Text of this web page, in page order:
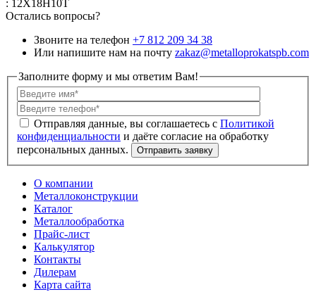
: 12Х18Н10Т
Остались вопросы?
Звоните на телефон +7 812 209 34 38
Или напишите нам на почту zakaz@metalloprokatspb.com
Заполните форму и мы ответим Вам!
Политикой
конфиденциальности
О компании
Металлоконструкции
Каталог
Металлообработка
Прайс-лист
Калькулятор
Контакты
Дилерам
Карта сайта